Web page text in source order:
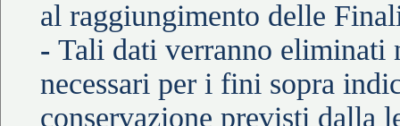
al raggiungimento delle
- Tali dati verranno eliminati
necessari per i fini sopra
conservazione previsti dalla